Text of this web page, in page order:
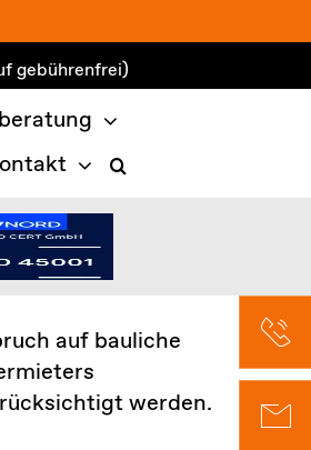
gebührenfrei)
auf bauliche
werden.